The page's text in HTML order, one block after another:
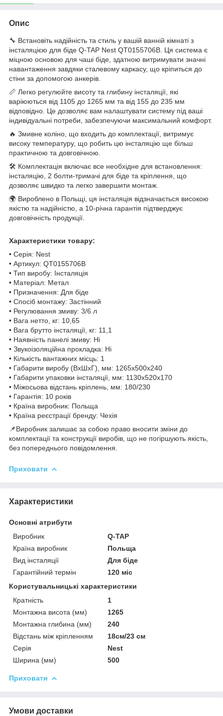
Опис
🔧 Встановіть надійність та стиль у вашій ванній кімнаті з
інсталяцією для біде Q-TAP Nest QT0155706B. Ця система є
міцною основою для чаші біде, здатною витримувати значні
навантаження завдяки сталевому каркасу, що кріпиться до
стіни за допомогою анкерів.
📏 Легко регулюйте висоту та глибину інсталяції, які
варіюються від 1105 до 1265 мм та від 155 до 235 мм
відповідно. Це дозволяє вам налаштувати систему під ваші
індивідуальні потреби, забезпечуючи максимальний комфорт.
🔥 Змивне коліно, що входить до комплектації, витримує
високу температуру, що робить цю інсталяцію ще більш
практичною та довговічною.
🛠️ Комплектація включає все необхідне для встановлення:
інсталяцію, 2 болти-тримачі для біде та кріплення, що
дозволяє швидко та легко завершити монтаж.
🌍 Вироблено в Польщі, ця інсталяція відзначається високою
якістю та надійністю, а 10-річна гарантія підтверджує
довговічність продукції.
Характеристики товару:
• Серія: Nest
• Артикул: QT0155706B
• Тип виробу: Інсталяція
• Матеріал: Метал
• Призначення: Для біде
• Спосіб монтажу: Застінний
• Регулювання змиву: 3/6 л
• Вага нетто, кг: 10,65
• Вага брутто інсталяції, кг: 11,1
• Наявність панелі змиву: Ні
• Звукоізоляційна прокладка: Ні
• Кількість вантажних місць: 1
• Габарити виробу (ВхШхГ), мм: 1265х500х240
• Габарити упаковки інсталяції, мм: 1130х520х170
• Міжосьова відстань кріплень, мм: 180/230
• Гарантія: 10 років
• Країна виробник: Польща
• Країна реєстрації бренду: Чехія
📌Виробник залишає за собою право вносити зміни до
комплектації та конструкції виробів, що не погіршують якість,
без попереднього повідомлення.
Приховати
Характеристики
Основні атрибути
Виробник
Q-TAP
Країна виробник
Польща
Вид інсталяції
Для біде
Гарантійний термін
120 міс
Користувальницькі характеристики
Кратність
1
Монтажна висота (мм)
1265
Монтажна глибина (мм)
240
Відстань між кріпленням
18см/23 см
Серія
Nest
Ширина (мм)
500
Приховати
Умови доставки